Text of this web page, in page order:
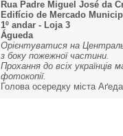
Rua Padre Miguel José da
Edifício de Mercado
1º andar - Loja 3
Águeda
Орієнтуватися на
з боку пожежної частини.
Прохання до всіх українців
фотокопії.
Голова осередку міста